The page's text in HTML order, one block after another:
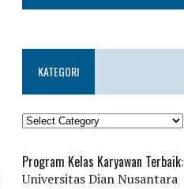
KATEGORI
KATEGORI
Program Kelas Karyawan Terbaik:
Universitas Dian Nusantara